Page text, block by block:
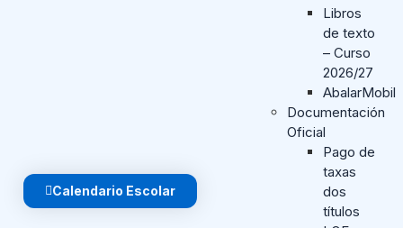
Calendario Escolar
Libros
de texto
– Curso
2026/27
AbalarMobil
Documentación
Oficial
Pago de
taxas
dos
títulos